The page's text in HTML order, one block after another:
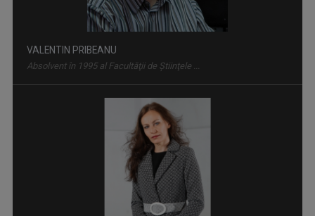
Bilunar, joi, ora 13.05 (alternativ cu ...
Emisiunea CULT@rt își propune să aducă mai ...
VALENTIN PRIBEANU
Absolvent în 1995 al Facultăţii de Ştiinţele ...